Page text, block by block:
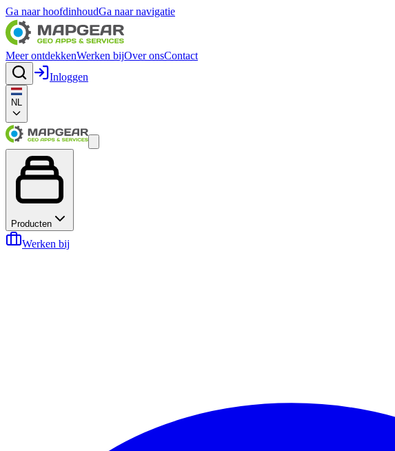
Ga naar hoofdinhoudGa naar navigatie
Meer ontdekkenWerken bijOver onsContact
Inloggen
NL
Producten
Werken bij